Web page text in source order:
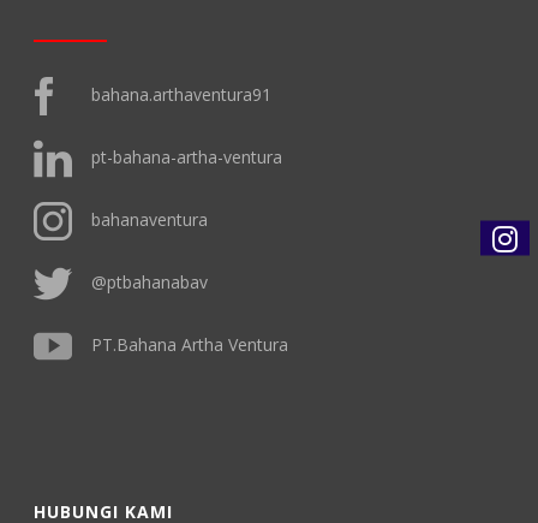
bahana.arthaventura91
pt-bahana-artha-ventura
bahanaventura
@ptbahanabav
PT.Bahana Artha Ventura
HUBUNGI KAMI